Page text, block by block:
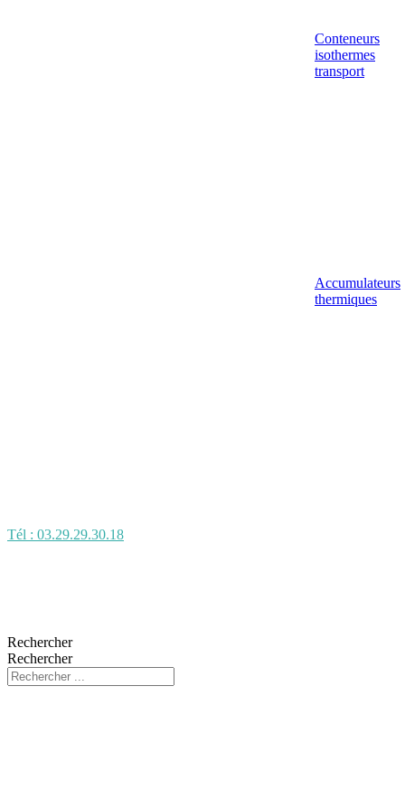
Conteneurs
isothermes
transport
Accumulateurs
thermiques
Tél : 03.29.29.30.18
Rechercher
Rechercher